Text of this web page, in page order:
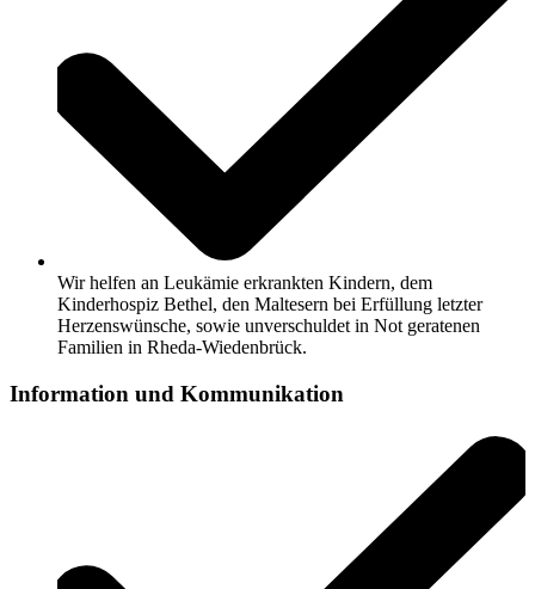
Wirhelfen an Leukämie erkrankten Kindern, dem
Kinderhospiz Bethel, den Maltesern bei Erfüllung letzter
Herzenswünsche, sowie unverschuldet in Not geratenen
Familien in Rheda-Wiedenbrück.
Information und Kommunikation